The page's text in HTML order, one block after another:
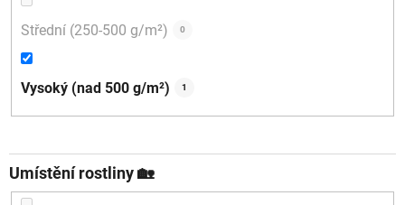
Střední (250-500 g/m²) 0
Vysoký (nad 500 g/m²) 1
Umístění rostliny 🏡